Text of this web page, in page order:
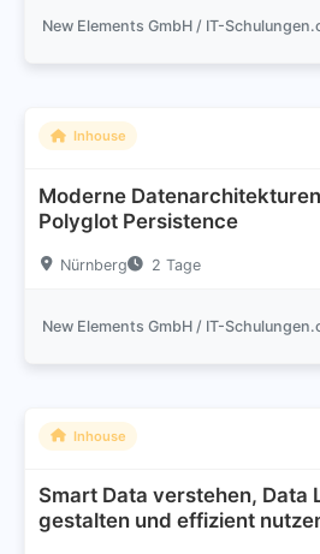
Inhouse
Moderne
Polyglot Persistence
Nürnberg 2 Tage
Inhouse
Smart Data verstehen, Data
gestalten und effizient